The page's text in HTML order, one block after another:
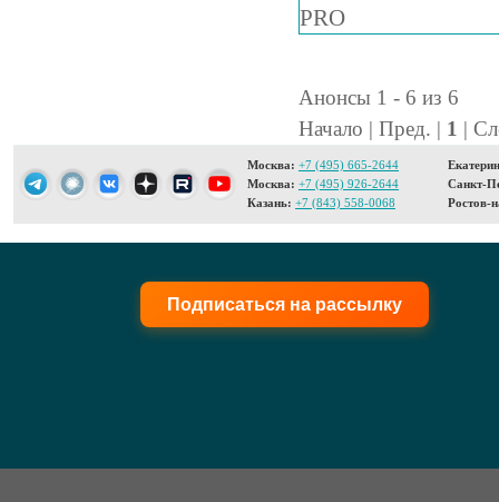
Анонсы 1 - 6 из 6
Начало | Пред. | 1 |
Москва: +7 (495) 665-2644
Москва: +7 (495) 926-2644
Казань: +7 (843) 558-0068
Санкт-
Ростов-
Подписаться на рассылку